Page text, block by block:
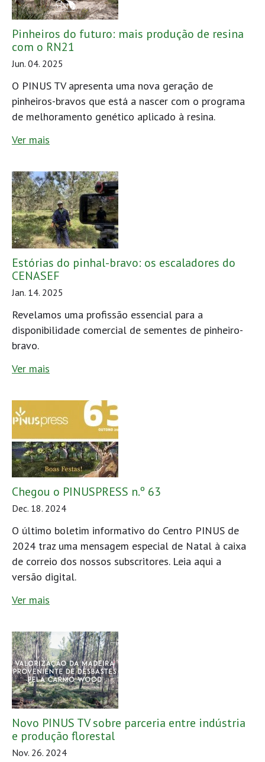
Pinheiros do futuro: mais produção de resina
com o RN21
Jun. 04. 2025
O PINUS TV apresenta uma nova geração de
pinheiros-bravos que está a nascer com o programa
de melhoramento genético aplicado à resina.
Ver mais
Estórias do pinhal-bravo: os escaladores do
CENASEF
Jan. 14. 2025
Revelamos uma profissão essencial para a
disponibilidade comercial de sementes de pinheiro-
bravo.
Ver mais
Chegou o PINUSPRESS n.º 63
Dec. 18. 2024
O último boletim informativo do Centro PINUS de
2024 traz uma mensagem especial de Natal à caixa
de correio dos nossos subscritores. Leia aqui a
versão digital.
Ver mais
Novo PINUS TV sobre parceria entre indústria
e produção florestal
Nov. 26. 2024